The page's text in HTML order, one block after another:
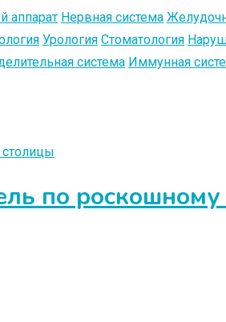
аппарат Нервная система
Урология Стоматология
система Иммунная
по